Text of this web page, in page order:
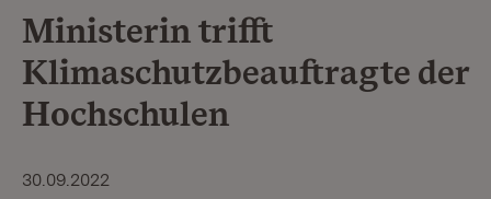
Ministerin trifft
Klimaschutzbeauftragte der
Hochschulen
30.09.2022